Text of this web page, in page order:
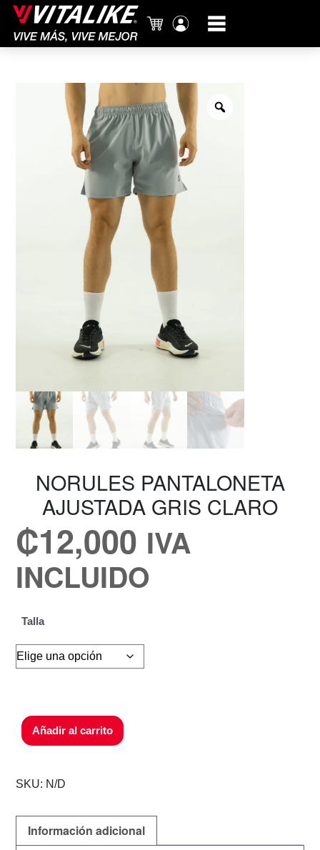
Carrito
cuenta
NORULES PANTALONETA
AJUSTADA GRIS CLARO
₡12,000 IVA
INCLUIDO
Talla
Añadir al carrito
SKU: N/D
Información adicional